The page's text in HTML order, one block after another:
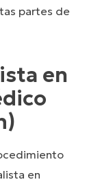
partes de
en
en